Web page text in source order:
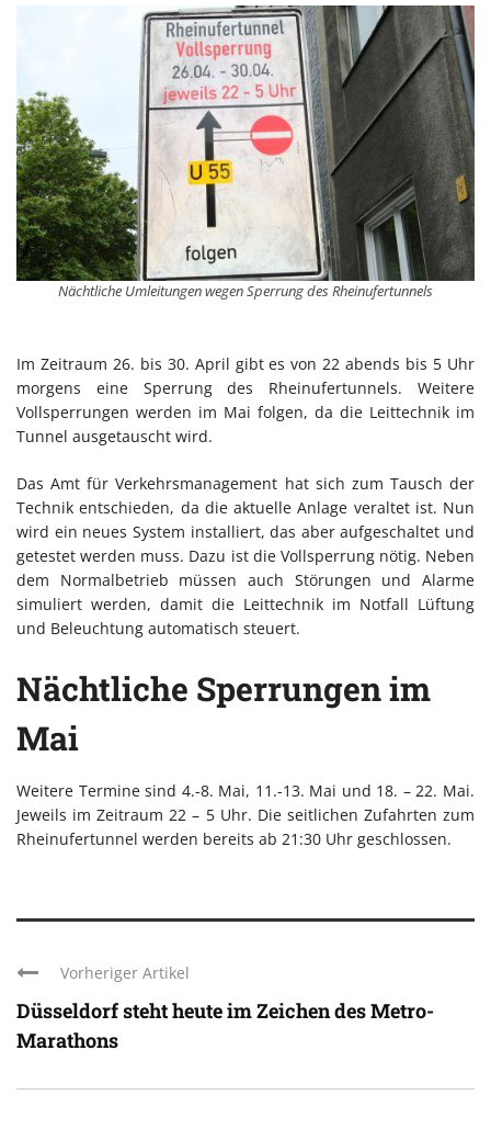
Nächtliche Umleitungen wegen Sperrung des Rheinufertunnels
Im Zeitraum 26. bis 30. April gibt es von 22 abends bis 5 Uhr
morgens eine Sperrung des Rheinufertunnels. Weitere
Vollsperrungen werden im Mai folgen, da die Leittechnik im
Tunnel ausgetauscht wird.
Das Amt für Verkehrsmanagement hat sich zum Tausch der
Technik entschieden, da die aktuelle Anlage veraltet ist. Nun
wird ein neues System installiert, das aber aufgeschaltet und
getestet werden muss. Dazu ist die Vollsperrung nötig. Neben
dem Normalbetrieb müssen auch Störungen und Alarme
simuliert werden, damit die Leittechnik im Notfall Lüftung
und Beleuchtung automatisch steuert.
Nächtliche Sperrungen im
Mai
Weitere Termine sind 4.-8. Mai, 11.-13. Mai und 18. – 22. Mai.
Jeweils im Zeitraum 22 – 5 Uhr. Die seitlichen Zufahrten zum
Rheinufertunnel werden bereits ab 21:30 Uhr geschlossen.
Vorheriger Artikel
Düsseldorf steht heute im Zeichen des Metro-
Marathons